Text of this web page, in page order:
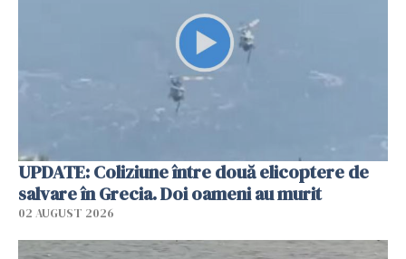
UPDATE: Coliziune între două elicoptere de
salvare în Grecia. Doi oameni au murit
02 AUGUST 2026